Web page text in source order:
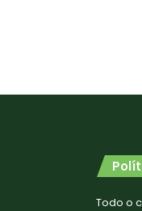
Todo o